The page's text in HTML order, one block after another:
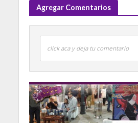
Agregar Comentarios
click aca y deja tu comentario